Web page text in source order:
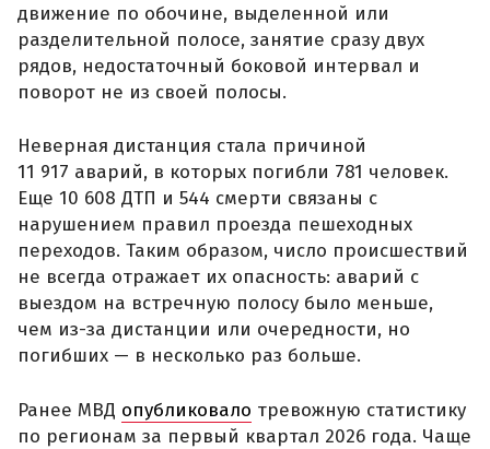
движение по обочине, выделенной или
разделительной полосе, занятие сразу двух
рядов, недостаточный боковой интервал и
поворот не из своей полосы.
Неверная дистанция стала причиной
11 917 аварий, в которых погибли 781 человек.
Еще 10 608 ДТП и 544 смерти связаны с
нарушением правил проезда пешеходных
переходов. Таким образом, число происшествий
не всегда отражает их опасность: аварий с
выездом на встречную полосу было меньше,
чем из-за дистанции или очередности, но
погибших — в несколько раз больше.
Ранее МВД опубликовало тревожную статистику
по регионам за первый квартал 2026 года. Чаще